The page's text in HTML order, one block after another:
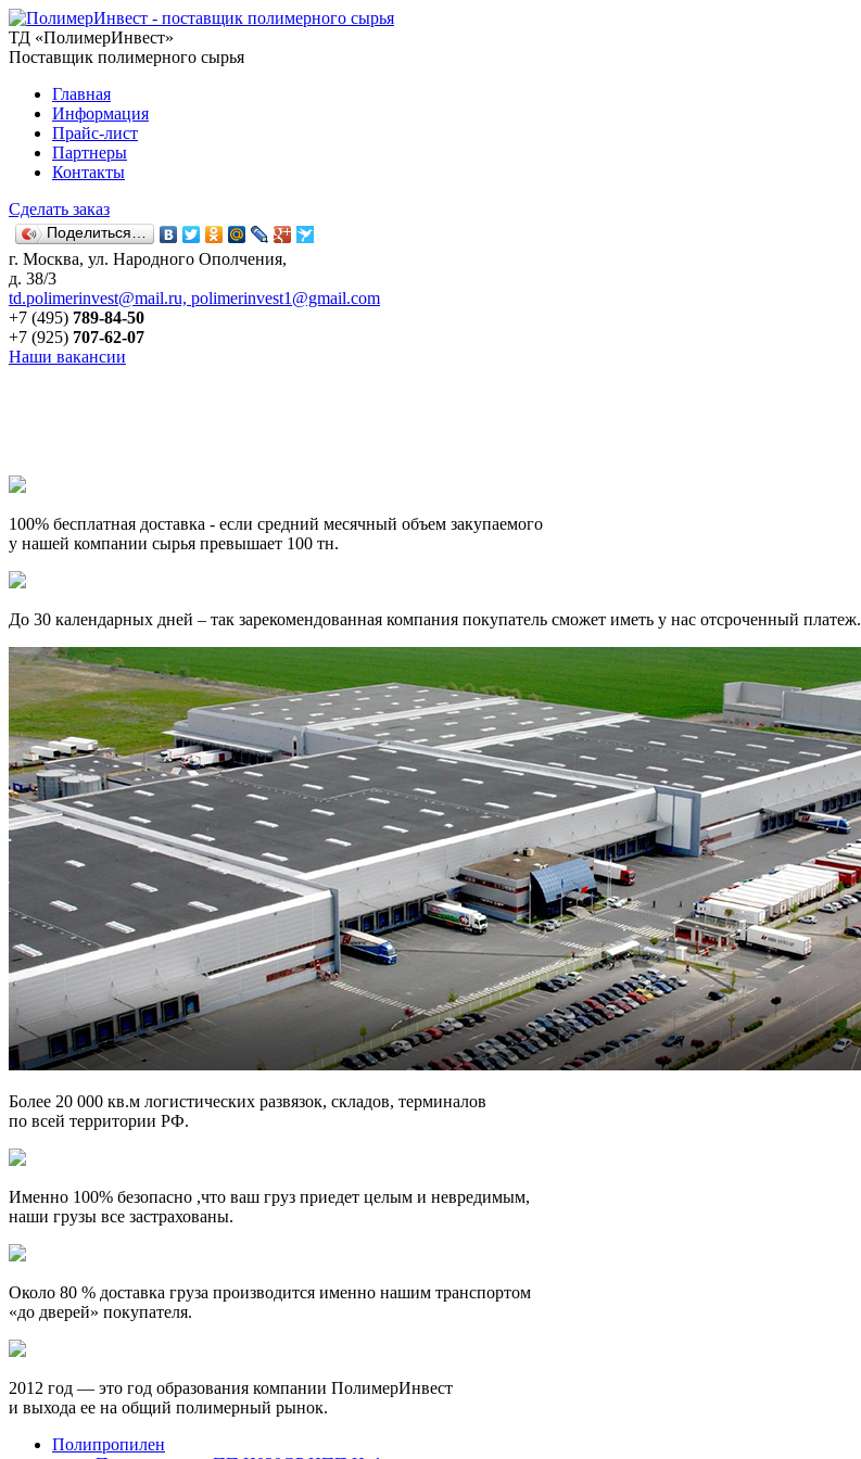
ТД «ПолимерИнвест»
Поставщик полимерного сырья
Главная
Информация
Прайс-лист
Партнеры
Контакты
Сделать заказ
Поделиться…
г. Москва, ул. Народного Ополчения,
д. 38/3
td.polimerinvest@mail.ru, polimerinvest1@gmail.com
+7 (495) 789-84-50
+7 (925) 707-62-07
Наши вакансии
100% бесплатная доставка - если средний месячный объем закупаемого
у нашей компании сырья превышает 100 тн.
До 30 календарных дней – так зарекомендованная компания покупатель сможет иметь у нас отсроченный платеж.
Более 20 000 кв.м логистических развязок, складов, терминалов
по всей территории РФ.
Именно 100% безопасно ,что ваш груз приедет целым и невредимым,
наши грузы все застрахованы.
Около 80 % доставка груза производится именно нашим транспортом
«до дверей» покупателя.
2012 год — это год образования компании ПолимерИнвест
и выхода ее на общий полимерный рынок.
Полипропилен